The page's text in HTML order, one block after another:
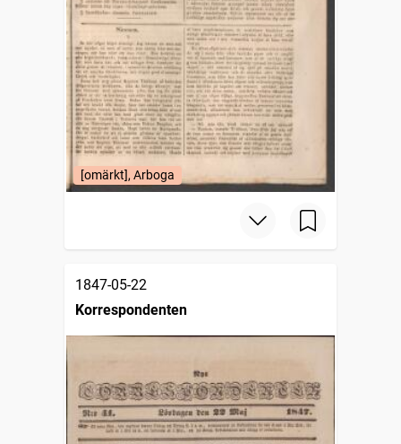
[omärkt], Arboga
1847-05-22
Korrespondenten